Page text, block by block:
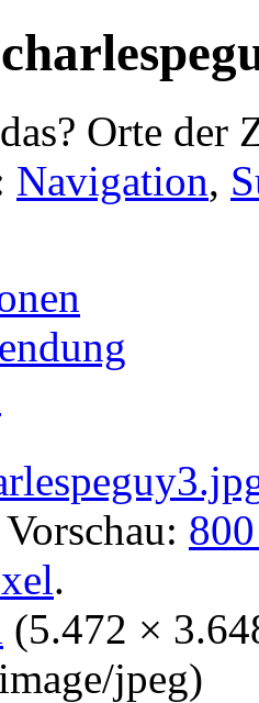
Orte der
Navigation,
.
(5.472 ×
jpeg)